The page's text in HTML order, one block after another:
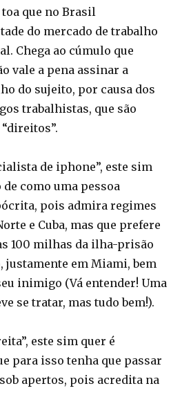
toa que no Brasil
do mercado de trabalho
Chega ao cúmulo que
vale a pena assinar a
do sujeito, por causa dos
trabalhistas, que são
de iphone”, este sim
como uma pessoa
pois admira regimes
e Cuba, mas que prefere
100 milhas da ilha-prisão
justamente em Miami, bem
inimigo (Vá entender! Uma
se tratar, mas tudo bem!).
este sim quer é
para isso tenha que passar
apertos, pois acredita na